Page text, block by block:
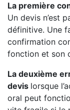
La première
Un devis n’est
définitive. Une
confirmation
fonction et son
La deuxième
devis lorsque
oral peut